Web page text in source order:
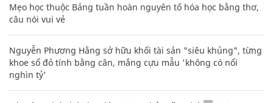
Mẹo học thuộc Bảng tuần hoàn nguyên tố hóa học bằng thơ,
câu nói vui vẻ
Nguyễn Phương Hằng sở hữu khối tài sản "siêu khủng", từng
khoe sổ đỏ tính bằng cân, mắng cựu mẫu 'không có nổi
nghìn tỷ'